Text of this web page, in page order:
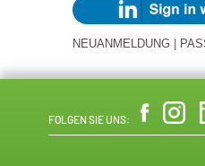
NEUANMELDUNG
FOLGEN SIE UNS: